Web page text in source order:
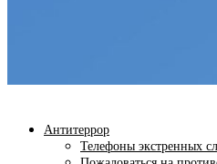
Антитеррор
Телефоны экстренных